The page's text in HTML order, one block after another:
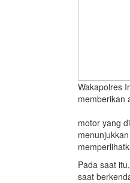
Wakapolres
memberikan
motor yang
Pada saat
saat